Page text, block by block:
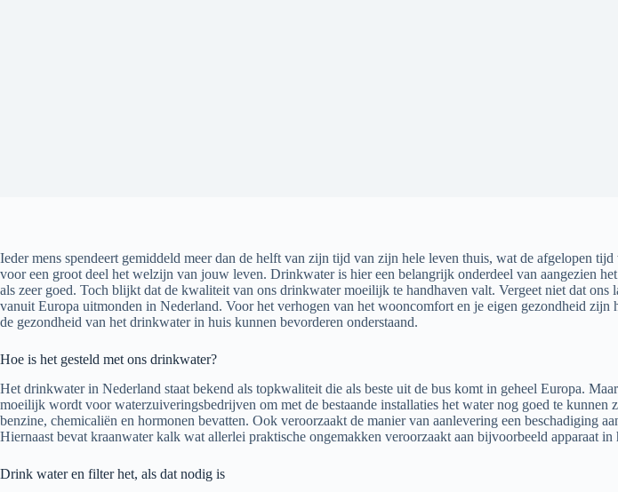
Ieder mens spendeert gemiddeld meer dan de helft van zijn tijd van zijn hele leven thuis, wat de afgelopen
voor een groot deel het welzijn van jouw leven. Drinkwater is hier een belangrijk onderdeel van aangezien
als zeer goed. Toch blijkt dat de kwaliteit van ons drinkwater moeilijk te handhaven valt. Vergeet niet dat
vanuit Europa uitmonden in Nederland. Voor het verhogen van het wooncomfort en je eigen gezondheid
de gezondheid van het drinkwater in huis kunnen bevorderen onderstaand.
Hoe is het gesteld met ons drinkwater?
Het drinkwater in Nederland staat bekend als topkwaliteit die als beste uit de bus komt in geheel Europa.
moeilijk wordt voor waterzuiveringsbedrijven om met de bestaande installaties het water nog goed te kunnen
benzine, chemicaliën en hormonen bevatten. Ook veroorzaakt de manier van aanlevering een beschadiging
Hiernaast bevat kraanwater kalk wat allerlei praktische ongemakken veroorzaakt aan bijvoorbeeld apparaat
Drink water en filter het, als dat nodig is